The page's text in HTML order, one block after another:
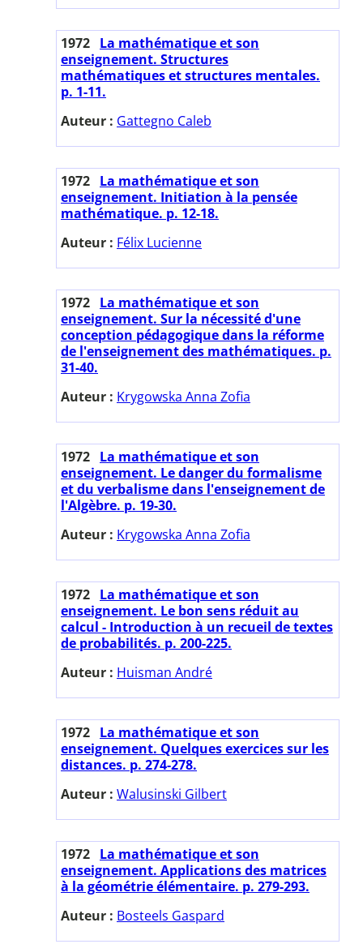
1972 La mathématique et son
enseignement. Structures
mathématiques et structures mentales.
p. 1-11.
Auteur : Gattegno Caleb
1972 La mathématique et son
enseignement. Initiation à la pensée
mathématique. p. 12-18.
Auteur : Félix Lucienne
1972 La mathématique et son
enseignement. Sur la nécessité d'une
conception pédagogique dans la réforme
de l'enseignement des mathématiques. p.
31-40.
Auteur : Krygowska Anna Zofia
1972 La mathématique et son
enseignement. Le danger du formalisme
et du verbalisme dans l'enseignement de
l'Algèbre. p. 19-30.
Auteur : Krygowska Anna Zofia
1972 La mathématique et son
enseignement. Le bon sens réduit au
calcul - Introduction à un recueil de textes
de probabilités. p. 200-225.
Auteur : Huisman André
1972 La mathématique et son
enseignement. Quelques exercices sur les
distances. p. 274-278.
Auteur : Walusinski Gilbert
1972 La mathématique et son
enseignement. Applications des matrices
à la géométrie élémentaire. p. 279-293.
Auteur : Bosteels Gaspard